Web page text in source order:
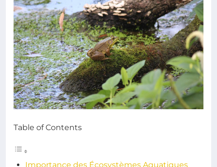
Table of Contents
Importance des Écosystèmes Aquatiques